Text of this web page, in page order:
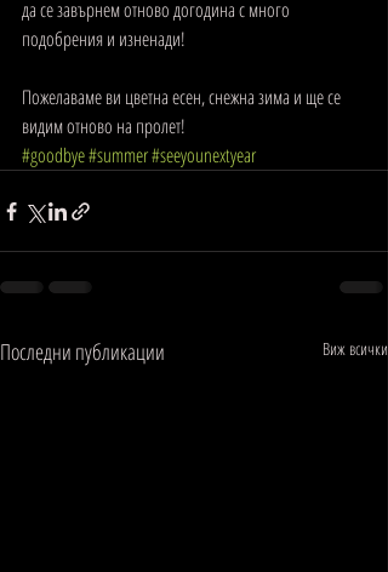
да се завърнем отново догодина с много
подобрения и изненади!
Пожелаваме ви цветна есен, снежна зима и ще се
видим отново на пролет!
#goodbye#summer#seeyounextyear
Последни публикации Виж всички